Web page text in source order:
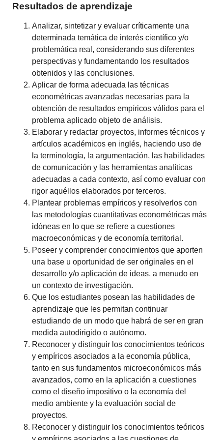
Resultados de aprendizaje
Analizar, sintetizar y evaluar críticamente una
determinada temática de interés científico y/o
problemática real, considerando sus diferentes
perspectivas y fundamentando los resultados
obtenidos y las conclusiones.
Aplicar de forma adecuada las técnicas
econométricas avanzadas necesarias para la
obtención de resultados empíricos válidos para el
problema aplicado objeto de análisis.
Elaborar y redactar proyectos, informes técnicos y
artículos académicos en inglés, haciendo uso de
la terminología, la argumentación, las habilidades
de comunicación y las herramientas analíticas
adecuadas a cada contexto, así como evaluar con
rigor aquéllos elaborados por terceros.
Plantear problemas empíricos y resolverlos con
las metodologías cuantitativas econométricas más
idóneas en lo que se refiere a cuestiones
macroeconómicas y de economía territorial.
Poseer y comprender conocimientos que aporten
una base u oportunidad de ser originales en el
desarrollo y/o aplicación de ideas, a menudo en
un contexto de investigación.
Que los estudiantes posean las habilidades de
aprendizaje que les permitan continuar
estudiando de un modo que habrá de ser en gran
medida autodirigido o autónomo.
Reconocer y distinguir los conocimientos teóricos
y empíricos asociados a la economía pública,
tanto en sus fundamentos microeconómicos más
avanzados, como en la aplicación a cuestiones
como el diseño impositivo o la economía del
medio ambiente y la evaluación social de
proyectos.
Reconocer y distinguir los conocimientos teóricos